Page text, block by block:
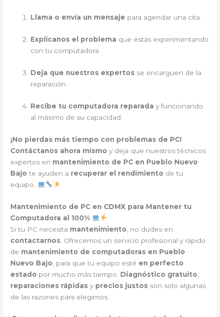
Llama o envía un mensaje para agendar una cita.
Explícanos el problema que estás experimentando
con tu computadora.
Deja que nuestros expertos se encarguen de la
reparación.
Recibe tu computadora reparada y funcionando
al máximo de su capacidad.
¡No pierdas más tiempo con problemas de PC!
Contáctanos ahora mismo y deja que nuestros técnicos
expertos en mantenimiento de PC en Pueblo Nuevo
Bajo te ayuden a recuperar el rendimiento de tu
equipo.
Mantenimiento de PC en CDMX para Mantener tu
Computadora al 100%
Si tu PC necesita mantenimiento , no dudes en
contactarnos . Ofrecemos un servicio profesional y rápido
de mantenimiento de computadoras en Pueblo
Nuevo Bajo , para que tu equipo esté en perfecto
estado por mucho más tiempo. Diagnóstico gratuito
reparaciones rápidas y precios justos son solo algunas
de las razones para elegirnos.